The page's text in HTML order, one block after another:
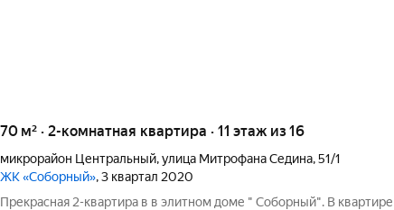
70 м² · 2-комнатная квартира · 11 этаж из 16
микрорайон Центральный,улица Митрофана Седина,51/1
ЖК «Соборный», 3 квартал 2020
Прекрасная 2-квартира в в элитном доме " Соборный". В квартире